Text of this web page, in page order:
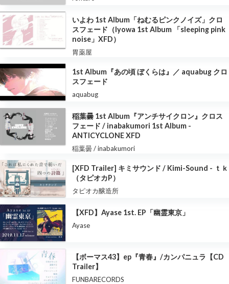
いよわ 1st Album「ねむるピンクノイズ」クロ
スフェード（Iyowa 1st Album 「sleeping pink
noise」XFD）
胃薬屋
1st Album『あの頃 ぼくらは』／ aquabug クロ
スフェード
aquabug
稲葉曇 1st Album『アンチサイクロン』クロス
フェード / inabakumori 1st Album -
ANTICYCLONE XFD
稲葉曇 / inabakumori
[XFD Trailer] キミサウンド / Kimi-Sound - ｔｋ
（タピオカP）
タピオカ醸造所
【XFD】Ayase 1st. EP「幽霊東京」
Ayase
【ボーマス43】ep『青春』/カンパニュラ【CD
Trailer】
FUNBARECORDS